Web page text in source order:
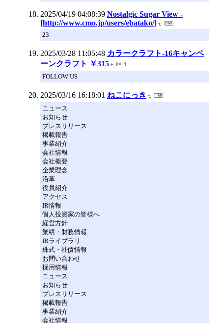
2025/04/19 04:08:39 Nostalgic Sugar View -
[http://www.cmo.jp/users/ebatako/]
23
2025/03/28 11:05:48 カラークラフト-16キャンペ
ーンクラフト ￥315
FOLLOW US
2025/03/16 16:18:01 ねこにっき
ニュース
お知らせ
プレスリリース
掲載報告
事業紹介
会社情報
会社概要
企業理念
沿革
役員紹介
アクセス
IR情報
個人投資家の皆様へ
経営方針
業績・財務情報
IRライブラリ
株式・社債情報
お問い合わせ
採用情報
ニュース
お知らせ
プレスリリース
掲載報告
事業紹介
会社情報